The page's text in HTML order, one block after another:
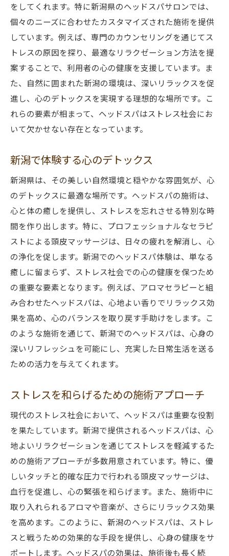
をしてくれます。特に新潟県のヘッドスパサロンでは、
個々のニーズに合わせたカスタマイズされた施術を提供
しています。例えば、専門のカウンセリングを通じてス
トレスの原因を探り、最適なリラクゼーション方法を提
案することで、利用者の心の健康を支援しています。ま
た、自然に囲まれた新潟の環境は、深いリラックスを促
進し、心のデトックスを実現する理想的な場所です。こ
れらの要素が相まって、ヘッドスパはストレス社会にお
いて欠かせない存在となっています。
新潟で体験する心のデトックス
新潟県は、その美しい自然環境と穏やかな雰囲気が、心
のデトックスに最適な場所です。ヘッドスパの施術は、
心と体の癒しを提供し、ストレスを忘れさせる特別な時
間を作り出します。特に、プロフェッショナルなセラピ
ストによる頭皮マッサージは、日々の疲れを解消し、心
の浄化を促します。新潟でのヘッドスパ体験は、単なる
癒しに留まらず、ストレス社会での心の健康を保つため
の重要な要素となります。例えば、アロマセラピーと組
み合わせたヘッドスパは、心地よい香りでリラックス効
果を高め、心のバランスを取り戻す手助けをします。こ
のような施術を通じて、新潟でのヘッドスパは、心身の
深いリフレッシュを可能にし、充実した日常生活を送る
ための活力を与えてくれます。
ストレスを和らげるための施術アプローチ
現代のストレス社会において、ヘッドスパは重要な役割
を果たしています。新潟で提供されるヘッドスパは、心
地よいリラクゼーションを通じてストレスを軽減するた
めの施術アプローチが多数用意されています。特に、優
しいタッチと的確な圧力で行われる頭皮マッサージは、
血行を促進し、心の緊張を和らげます。また、施術中に
取り入れられるアロマや音楽が、さらにリラックス効果
を高めます。このように、新潟のヘッドスパは、ストレ
スと戦うための効果的な手段を提供し、心身の健康をサ
ポートします。ヘッドスパの効果は、施術後も長く続